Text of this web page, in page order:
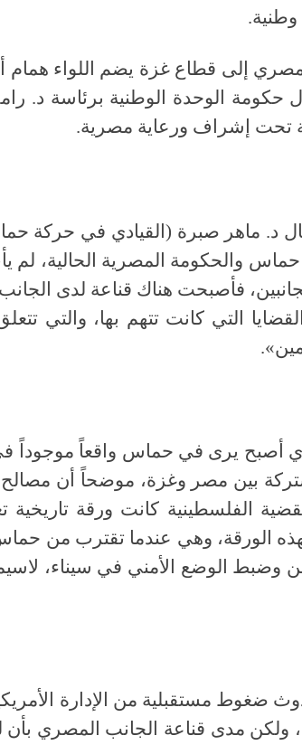
وصل وفد مصري إلى قطاع غزة يضم اللواء
الوحدة الوطنية برئاسة د.
تحت إشراف ورعاية مصرية.
د. ماهر صبرة (القيادي في حركة
حماس والحكومة المصرية الحالية، لم
فأصبحت هناك قناعة لدى
التي كانت تتهم بها، والتي
أصبح يرى في حماس واقعاً موجوداً
بين مصر وغزة، موضحاً أن
الفلسطينية كانت ورقة تاريخية
الورقة، وهي عندما تقترب من حماس
الوضع الأمني في سيناء،
ضغوط مستقبلية من الإدارة
ولكن مدى قناعة الجانب المصري